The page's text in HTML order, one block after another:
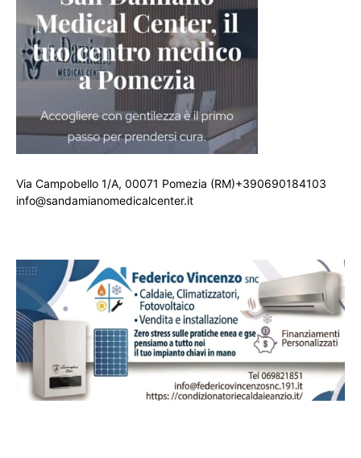
Via Campobello 1/A, 00071 Pomezia (RM)+390690184103
info@sandamianomedicalcenter.it